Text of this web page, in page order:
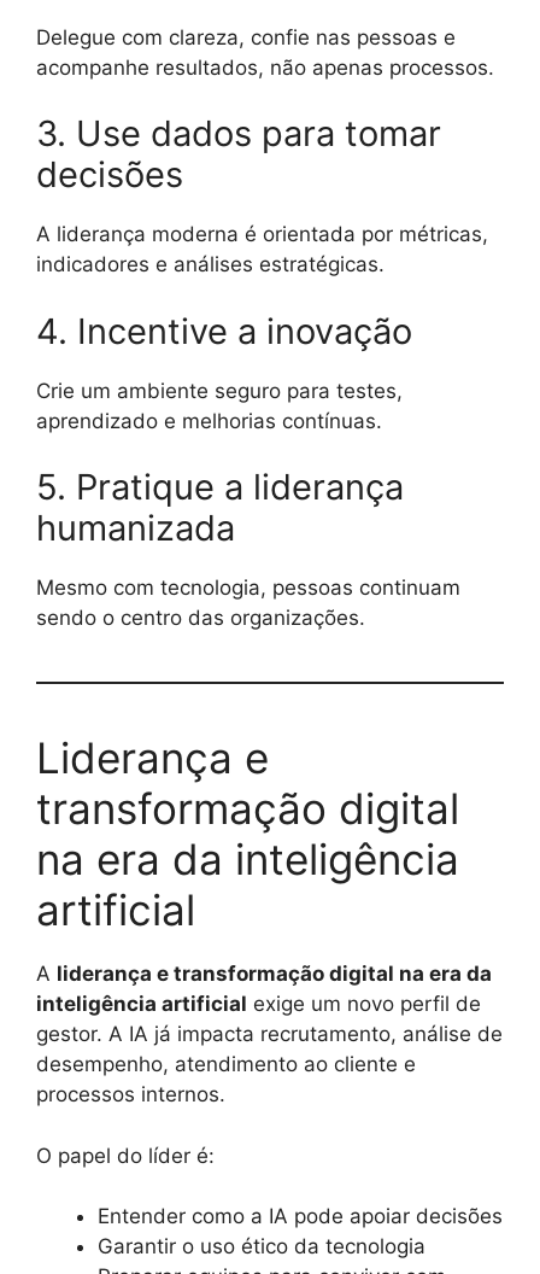
Delegue com clareza, confie nas pessoas e
acompanhe resultados, não apenas processos.
3. Use dados para tomar
decisões
A liderança moderna é orientada por métricas,
indicadores e análises estratégicas.
4. Incentive a inovação
Crie um ambiente seguro para testes,
aprendizado e melhorias contínuas.
5. Pratique a liderança
humanizada
Mesmo com tecnologia, pessoas continuam
sendo o centro das organizações.
Liderança e
transformação digital
na era da inteligência
artificial
A liderança e transformação digital na era da
inteligência artificial exige um novo perfil de
gestor. A IA já impacta recrutamento, análise de
desempenho, atendimento ao cliente e
processos internos.
O papel do líder é:
Entender como a IA pode apoiar decisões
Garantir o uso ético da tecnologia